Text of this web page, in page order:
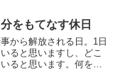
をもてなす休日
から解放される日。1日
ると思いますし、どこ
ると思います。何をし